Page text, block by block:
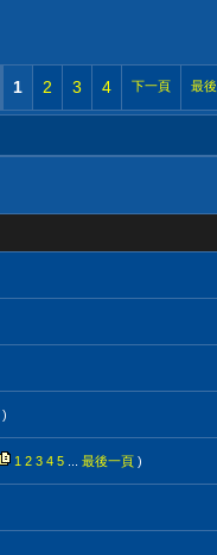
1 2 3 4 下一頁 最後
)
1 2 3 4 5 最後一頁 )